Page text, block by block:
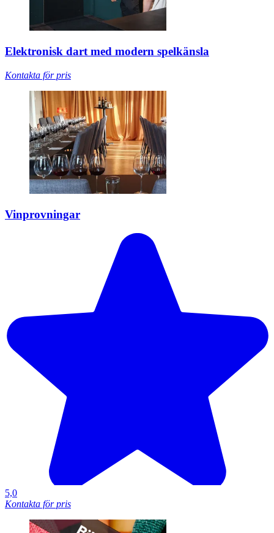
Elektronisk dart med modern spelkänsla
Kontakta för pris
Vinprovningar
5,0
Kontakta för pris